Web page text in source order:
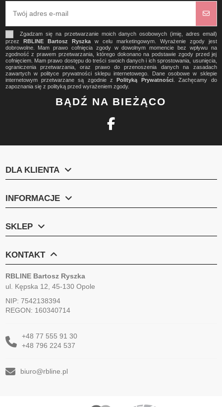
Zgadzam się na przetwarzanie moich danych osobowych (imię, adres email)
przez RBLINE Bartosz Ryszkaw celu marketingowym. Wyrażenie zgody jest
dobrowolne. Mam prawo cofnięcia zgody w dowolnym momencie bez wpływu na
zgodność z prawem przetwarzania, którego dokonano na podstawie zgody przed jej
cofnięciem. Mam prawo dostępu do treści swoich danych i ich sprostowania, usunięcia,
ograniczenia przetwarzania, oraz prawo do przenoszenia danych na zasadach
zawartych w polityce prywatności sklepu internetowego. Dane osobowe w sklepie
internetowym przetwarzane są zgodnie zPolityką Prywatności. Zachęcamy do
zapoznania się z polityką przed wyrażeniem zgody.
BĄDŹ NA BIEŻĄCO
DLA KLIENTA
INFORMACJE
SKLEP
KONTAKT
RBLINE Bartosz Ryszka
ul. Kępska 12, 45-130 Opole
NIP: 7542138394
REGON: 160340714
+48 77 555 91 30
+48 796 224 537
biuro@rbline.pl